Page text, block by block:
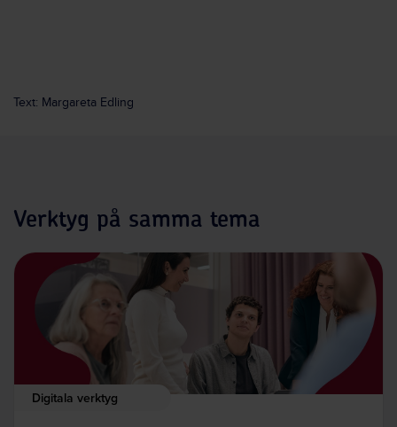
Text: Margareta Edling
Verktyg på samma tema
Digitala verktyg